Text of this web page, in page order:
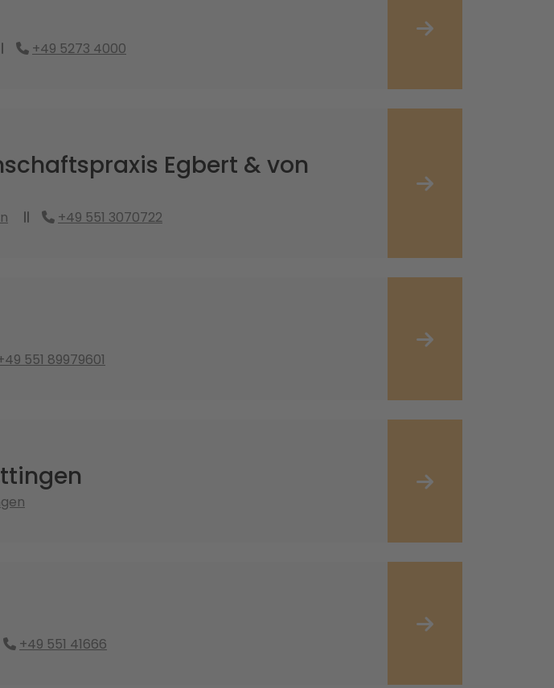
+49 5273 4000
Egbert & von
+49 551 3070722
551 89979601
+49 551 41666